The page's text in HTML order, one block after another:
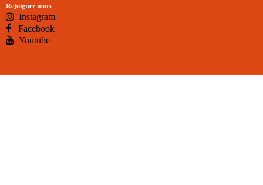
Rejoignez nous
Instagram
Facebook
Youtube